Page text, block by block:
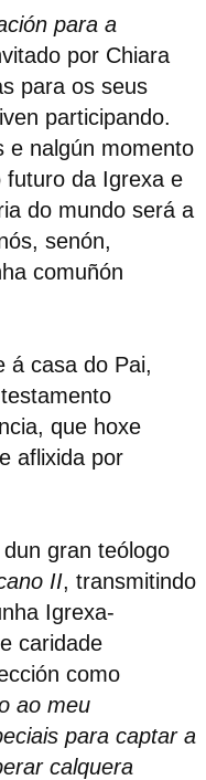
para a
por Chiara
para os seus
participando.
e nalgún momento
futuro da Igrexa e
do mundo será a
senón,
comuñón
á casa do Pai,
que hoxe
aflixida por
gran teólogo
II, transmitindo
Igrexa-
caridade
como
ao meu
para captar a
calquera